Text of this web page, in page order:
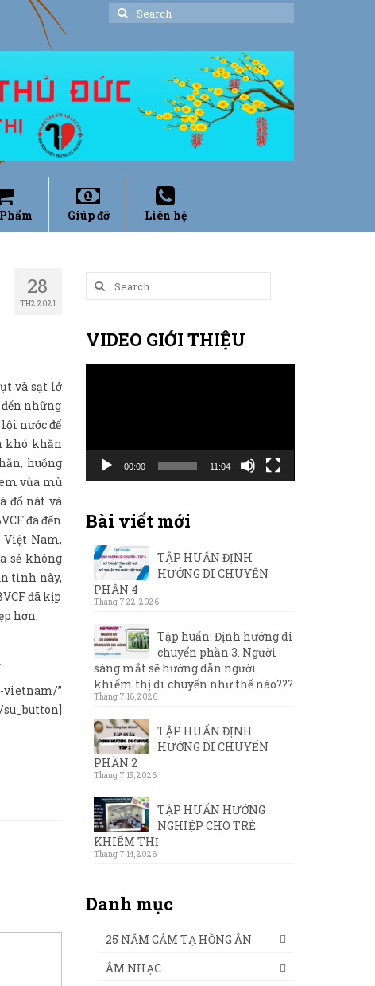
Search
Giúp đỡ Liên hệ
28
TH2 2021
và sạt lở
những
nước để
khó khăn
huống
vừa mù
đổ nát và
đã đến
Nam,
sẻ không
tình này,
đã kịp
hơn.
vietnam/”
Search
for:
VIDEO GIỚI THIỆU
00:00 11:04
Bài viết mới
TẬP HUẤN ĐỊNH
HƯỚNG DI CHUYỂN
PHẦN 4
Tháng 7 22, 2026
Tập huấn: Định hướng di
chuyển phần 3. Người
sáng mắt sẽ hướng dẫn người
khiếm thị di chuyển như thế nào???
Tháng 7 16, 2026
TẬP HUẤN ĐỊNH
HƯỚNG DI CHUYỂN
PHẦN 2
Tháng 7 15, 2026
TẬP HUẤN HƯỚNG
NGHIỆP CHO TRẺ
KHIẾM THỊ
Tháng 7 14, 2026
Danh mục
25 NĂM CẢM TẠ HỒNG ÂN
ÂM NHẠC